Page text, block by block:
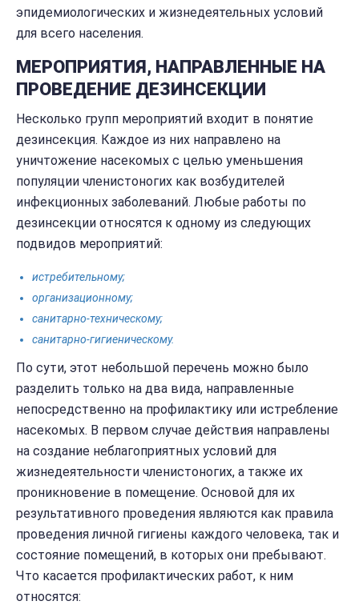
эпидемиологических и жизнедеятельных условий
для всего населения.
МЕРОПРИЯТИЯ, НАПРАВЛЕННЫЕ НА
ПРОВЕДЕНИЕ ДЕЗИНСЕКЦИИ
Несколько групп мероприятий входит в понятие
дезинсекция. Каждое из них направлено на
уничтожение насекомых с целью уменьшения
популяции членистоногих как возбудителей
инфекционных заболеваний. Любые работы по
дезинсекции относятся к одному из следующих
подвидов мероприятий:
истребительному;
организационному;
санитарно-техническому;
санитарно-гигиеническому.
По сути, этот небольшой перечень можно было
разделить только на два вида, направленные
непосредственно на профилактику или истребление
насекомых. В первом случае действия направлены
на создание неблагоприятных условий для
жизнедеятельности членистоногих, а также их
проникновение в помещение. Основой для их
результативного проведения являются как правила
проведения личной гигиены каждого человека, так и
состояние помещений, в которых они пребывают.
Что касается профилактических работ, к ним
относятся: